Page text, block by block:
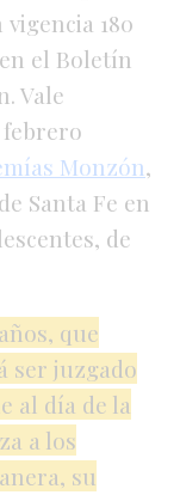
180
el Boletín
Vale
Monzón,
Santa Fe en
de
que
ser juzgado
al día de la
a los
su